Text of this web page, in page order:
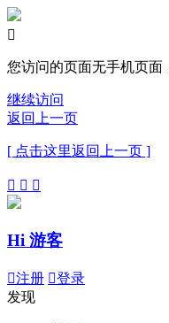

您访问的页面无手机页面
继续访问
返回上一页
[ 点击这里返回上一页 ]
  
Hi 游客
注册 登录
发现